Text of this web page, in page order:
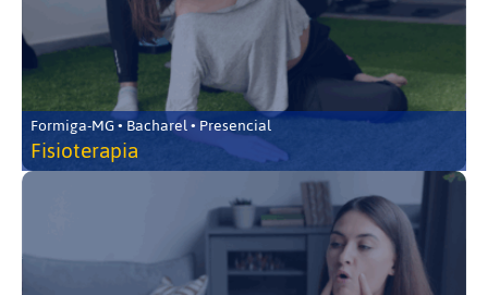
Formiga-MG • Bacharel • Presencial
Fisioterapia